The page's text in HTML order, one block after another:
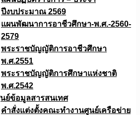
ปีงบประมาณ 2569
แผนพัฒนาการอาชีวศึกษา-พ.ศ.-2560-
2579
พระราชบัญญัติการอาชีวศึกษา
พ.ศ.2551
พระราชบัญญัติการศึกษาแห่งชาติ
พ.ศ.2542
ย์ข้อมูลสารสนเทศ
คำสั่งแต่งตั้งคณะทำงานศูนย์เครือข่าย